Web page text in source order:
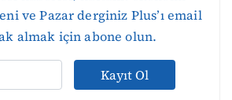
ve Pazar derginiz Plus’ı email
almak için abone olun.
Kayıt Ol